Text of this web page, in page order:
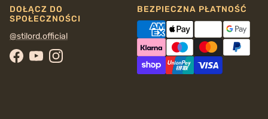
DOŁĄCZ DO
SPOŁECZNOŚCI
@stilord.official
Facebook
YouTubeInstagram
BEZPIECZNA PŁATNOŚĆ